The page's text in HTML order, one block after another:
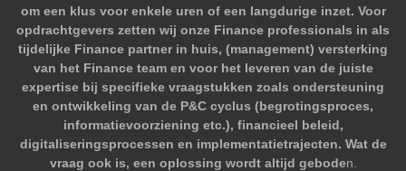
om een klus voor enkele uren of een langdurige inzet. Voor
opdrachtgevers zetten wij onze Finance professionals in als
tijdelijke Finance partner in huis, (management) versterking
van het Finance team en voor het leveren van de juiste
expertise bij specifieke vraagstukken zoals ondersteuning
en ontwikkeling van de P&C cyclus (begrotingsproces,
informatievoorziening etc.), financieel beleid,
digitaliseringsprocessen en implementatietrajecten. Wat de
vraag ook is, een oplossing wordt altijd geboden.